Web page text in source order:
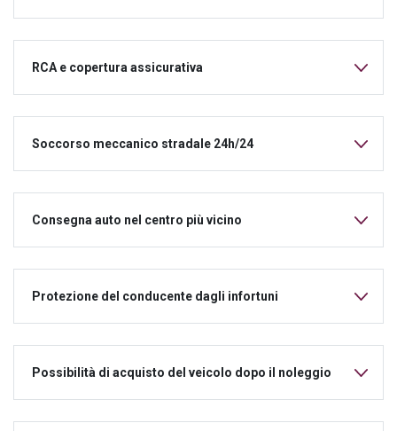
RCA e copertura assicurativa
Soccorso meccanico stradale 24h/24
Consegna auto nel centro più vicino
Protezione del conducente dagli infortuni
Possibilità di acquisto del veicolo dopo il noleggio